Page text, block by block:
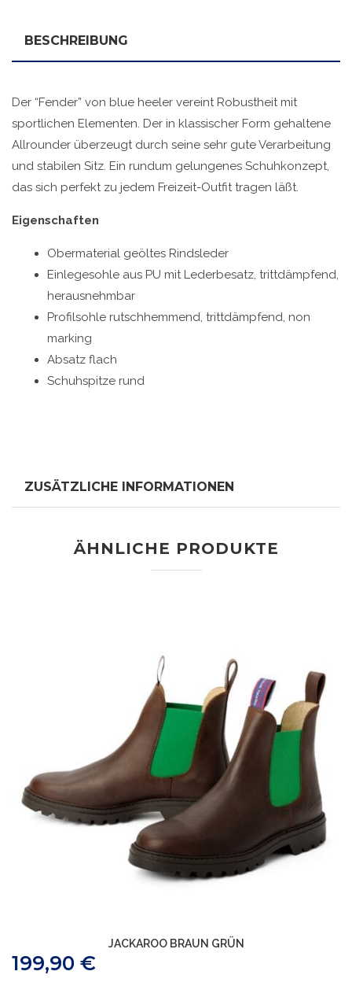
BESCHREIBUNG
Der “Fender” von blue heeler vereint Robustheit mit
sportlichen Elementen. Der in klassischer Form gehaltene
Allrounder überzeugt durch seine sehr gute Verarbeitung
und stabilen Sitz. Ein rundum gelungenes Schuhkonzept,
das sich perfekt zu jedem Freizeit-Outfit tragen läßt.
Eigenschaften
Obermaterial geöltes Rindsleder
Einlegesohle aus PU mit Lederbesatz, trittdämpfend,
herausnehmbar
Profilsohle rutschhemmend, trittdämpfend, non
marking
Absatz flach
Schuhspitze rund
ZUSÄTZLICHE INFORMATIONEN
ÄHNLICHE PRODUKTE
JACKAROO BRAUN GRÜN
199,90 €